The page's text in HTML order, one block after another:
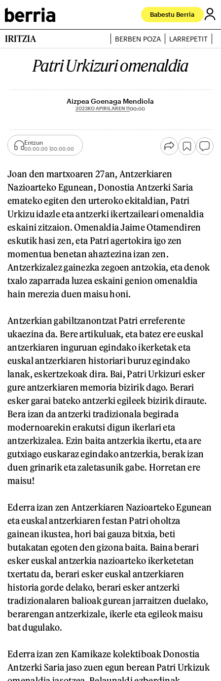
Babestu Berria
IRITZIA BERBEN POZA LARREPETIT
Patri Urkizuri omenaldia
Aizpea Goenaga Mendiola
2023KO APIRILAREN 1100:00
Entzun
00:00:00 00:00:00
Joan den martxoaren 27an, Antzerkiaren
Nazioarteko Egunean, Donostia Antzerki Saria
emateko egiten den urteroko ekitaldian, Patri
Urkizu idazle eta antzerki ikertzaileari omenaldia
eskaini zitzaion. Omenaldia Jaime Otamendiren
eskutik hasi zen, eta Patri agertokira igo zen
momentua benetan ahaztezina izan zen.
Antzerkizalez gainezka zegoen antzokia, eta denok
txalo zaparrada luzea eskaini genion omenaldia
hain merezia duen maisu honi.
Antzerkian gabiltzanontzat Patri erreferente
ukaezina da. Bere artikuluak, eta batez ere euskal
antzerkiaren inguruan egindako ikerketak eta
euskal antzerkiaren historiari buruz egindako
lanak, eskertzekoak dira. Bai, Patri Urkizuri esker
gure antzerkiaren memoria bizirik dago. Berari
esker garai bateko antzerki egileek bizirik diraute.
Bera izan da antzerki tradizionala begirada
modernoarekin erakutsi digun ikerlari eta
antzerkizalea. Ezin baita antzerkia ikertu, eta are
gutxiago euskaraz egindako antzerkia, berak izan
duen grinarik eta zaletasunik gabe. Horretan ere
maisu!
Ederra izan zen Antzerkiaren Nazioarteko Egunean
eta euskal antzerkiaren festan Patri oholtza
gainean ikustea, hori bai gauza bitxia, beti
butakatan egoten den gizona baita. Baina berari
esker euskal antzerkia nazioarteko ikerketetan
txertatu da, berari esker euskal antzerkiaren
historia gorde delako, berari esker antzerki
tradizionalaren balioak gurean jarraitzen duelako,
berarengan antzerkizale, ikerle eta egileok maisu
bat dugulako.
Ederra izan zen Kamikaze kolektiboak Donostia
Antzerki Saria jaso zuen egun berean Patri Urkizuk